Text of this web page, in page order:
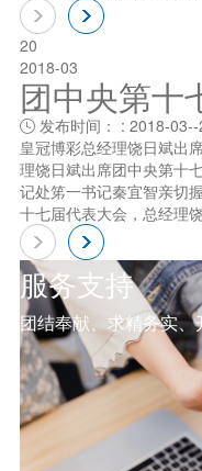
20
2018-03
团中央第十
发布时间： : 2018-03--
皇冠博彩总经理饶日斌出
理饶日斌出席团中央第十
记处笫一书记秦宜智亲切
十七届代表大会，总经理
服务支持
团结奉献、求精务实